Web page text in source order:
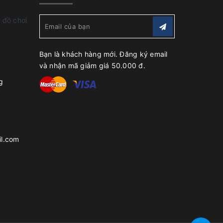
đồ chơi
Bạn là khách hàng mới. Đăng ký email
và nhận mã giảm giá 50.000 đ.